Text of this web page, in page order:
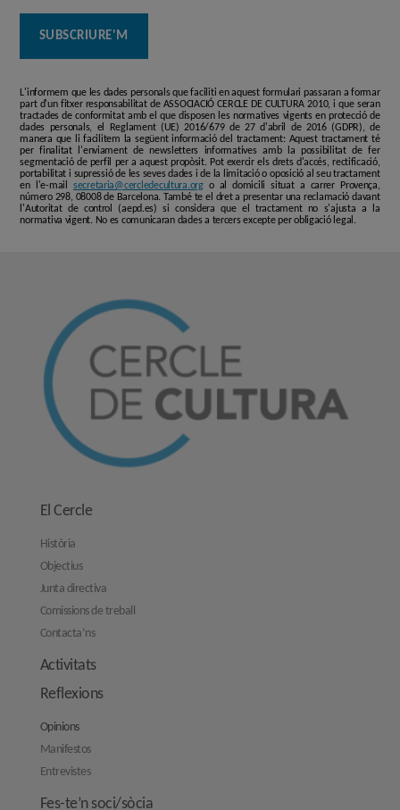
L'informem que les dades personals que faciliti en aquest formulari passaran a formar
part d'un fitxer responsabilitat de ASSOCIACIÓ CERCLE DE CULTURA 2010, i que seran
tractades de conformitat amb el que disposen les normatives vigents en protecció de
dades personals, el Reglament (UE) 2016/679 de 27 d'abril de 2016 (GDPR), de
manera que li facilitem la següent informació del tractament: Aquest tractament té
per finalitat l'enviament de newsletters informatives amb la possibilitat de fer
segmentació de perfil per a aquest propòsit. Pot exercir els drets d'accés, rectificació,
portabilitat i supressió de les seves dades i de la limitació o oposició al seu tractament
en l'e-mail secretaria@cercledecultura.orgo al domicili situat a carrer Provença,
número 298, 08008 de Barcelona. També te el dret a presentar una reclamació davant
l'Autoritat de control (aepd.es) si considera que el tractament no s'ajusta a la
normativa vigent. No es comunicaran dades a tercers excepte per obligació legal.
El Cercle
Història
Objectius
Junta directiva
Comissions de treball
Contacta’ns
Activitats
Reflexions
Opinions
Manifestos
Entrevistes
Fes-te’n soci/sòcia